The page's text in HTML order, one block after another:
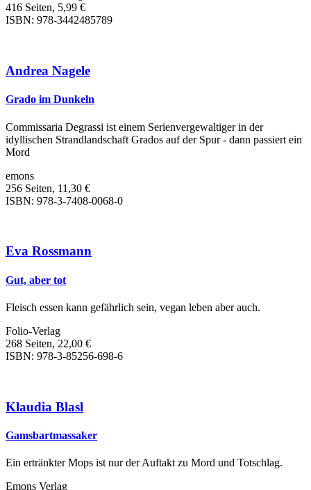
416 Seiten, 5,99 €
ISBN: 978-3442485789
Andrea Nagele
Grado im Dunkeln
Commissaria Degrassi ist einem Serienvergewaltiger in der
idyllischen Strandlandschaft Grados auf der Spur - dann passiert ein
Mord
emons
256 Seiten, 11,30 €
ISBN: 978-3-7408-0068-0
Eva Rossmann
Gut, aber tot
Fleisch essen kann gefährlich sein, vegan leben aber auch.
Folio-Verlag
268 Seiten, 22,00 €
ISBN: 978-3-85256-698-6
Klaudia Blasl
Gamsbartmassaker
Ein ertränkter Mops ist nur der Auftakt zu Mord und Totschlag.
Emons Verlag